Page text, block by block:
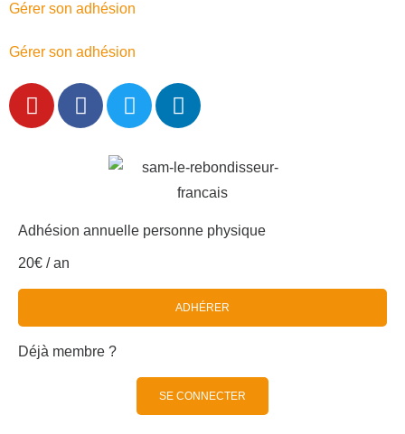
Gérer son adhésion
Gérer son adhésion
Adhésion annuelle personne physique
20€ / an
ADHÉRER
Déjà membre ?
SE CONNECTER